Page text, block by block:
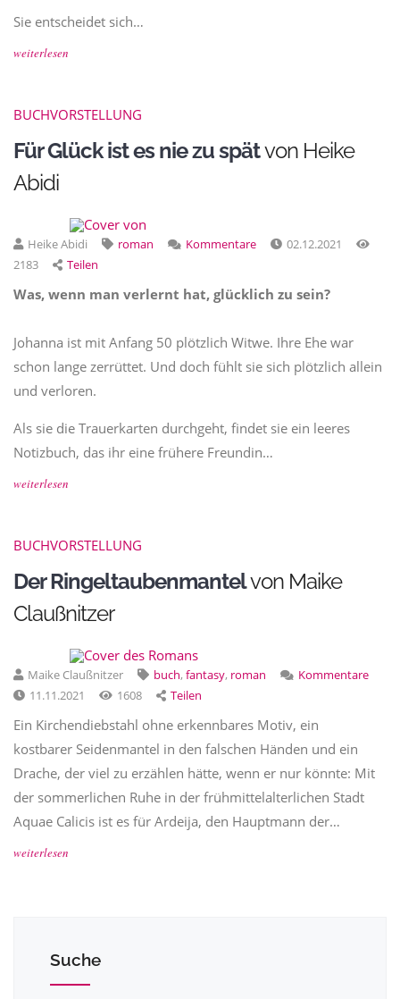
Sie entscheidet sich…
weiterlesen
BUCHVORSTELLUNG
Für Glück ist es nie zu spätvon Heike
Abidi
Heike Abidi roman Kommentare
02.12.2021
2183
Teilen
Was, wenn man verlernt hat, glücklich zu sein?
Johanna ist mit Anfang 50 plötzlich Witwe. Ihre Ehe war
schon lange zerrüttet. Und doch fühlt sie sich plötzlich allein
und verloren.
Als sie die Trauerkarten durchgeht, findet sie ein leeres
Notizbuch, das ihr eine frühere Freundin…
weiterlesen
BUCHVORSTELLUNG
Der Ringeltaubenmantelvon Maike
Claußnitzer
Maike Claußnitzer buch, fantasy, roman
Kommentare
11.11.2021
1608 Teilen
Ein Kirchendiebstahl ohne erkennbares Motiv, ein
kostbarer Seidenmantel in den falschen Händen und ein
Drache, der viel zu erzählen hätte, wenn er nur könnte: Mit
der sommerlichen Ruhe in der frühmittelalterlichen Stadt
Aquae Calicis ist es für Ardeija, den Hauptmann der…
weiterlesen
Suche